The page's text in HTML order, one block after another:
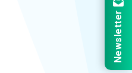
Newsletter